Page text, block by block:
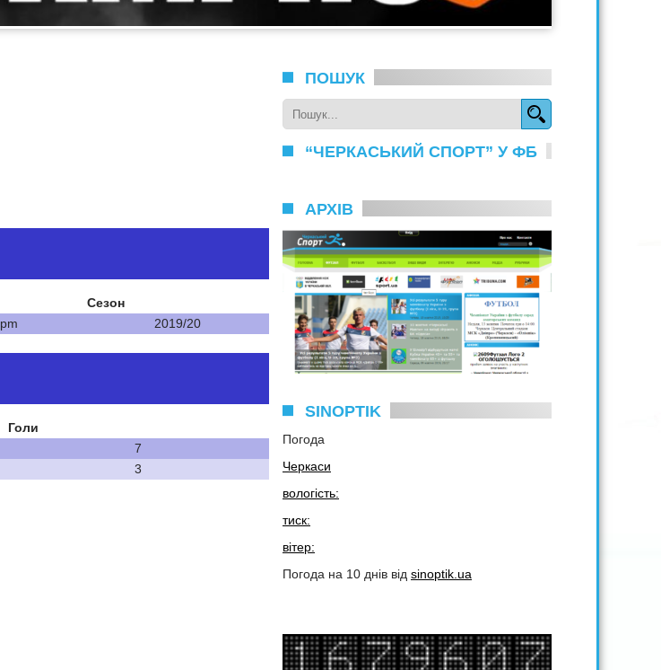
Сезон
2019/20
Голи
7
3
ПОШУК
“ЧЕРКАСЬКИЙ СПОРТ” У ФБ
АРХІВ
SINOPTIK
Погода
Черкаси
вологість:
тиск:
вітер:
Погода на 10 днів від sinoptik.ua